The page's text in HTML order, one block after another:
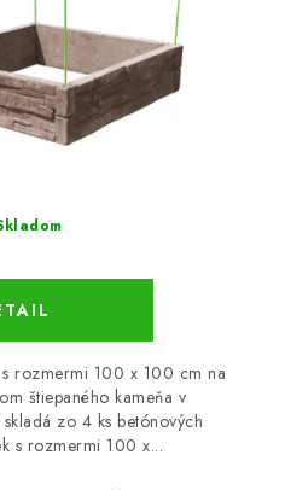
rozmermi 100 x 100 cm na
štiepaného kameňa v
zo 4 ks betónových
s rozmermi 100 x...